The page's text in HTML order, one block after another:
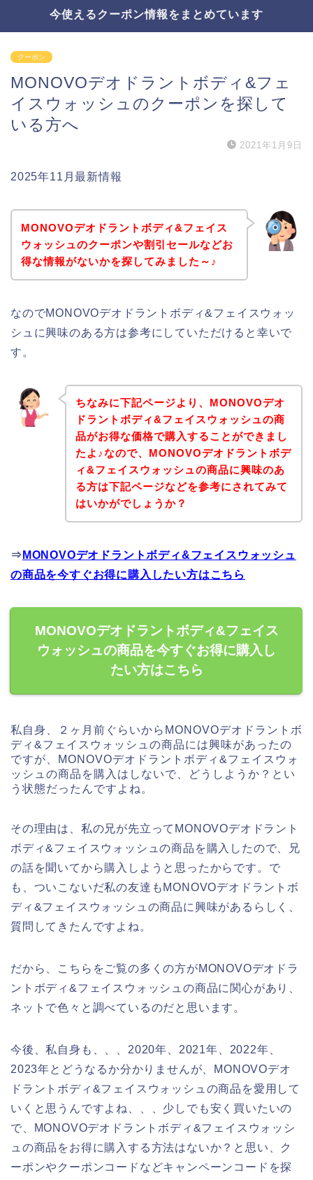
今使えるクーポン情報をまとめています
クーポン
MONOVOデオドラントボディ&フェ
イスウォッシュのクーポンを探して
いる方へ
2021年1月9日
2025年11月最新情報
MONOVOデオドラントボディ&フェイス
ウォッシュのクーポンや割引セールなどお
得な情報がないかを探してみました～♪
なのでMONOVOデオドラントボディ&フェイスウォッ
シュに興味のある方は参考にしていただけると幸いで
す。
ちなみに下記ページより、MONOVOデオ
ドラントボディ&フェイスウォッシュの商
品がお得な価格で購入することができまし
たよ♪なので、MONOVOデオドラントボデ
ィ&フェイスウォッシュの商品に興味のあ
る方は下記ページなどを参考にされてみて
はいかがでしょうか？
⇒ MONOVOデオドラントボディ&フェイスウォッシュ
の商品を今すぐお得に購入したい方はこちら
MONOVOデオドラントボディ&フェイス
ウォッシュの商品を今すぐお得に購入し
たい方はこちら
私自身、２ヶ月前ぐらいからMONOVOデオドラントボ
ディ&フェイスウォッシュの商品には興味があったの
ですが、MONOVOデオドラントボディ&フェイスウォ
ッシュの商品を購入はしないで、どうしようか？とい
う状態だったんですよね。
その理由は、私の兄が先立ってMONOVOデオドラント
ボディ&フェイスウォッシュの商品を購入したので、兄
の話を聞いてから購入しようと思ったからです。で
も、ついこないだ私の友達もMONOVOデオドラントボ
ディ&フェイスウォッシュの商品に興味があるらしく、
質問してきたんですよね。
だから、こちらをご覧の多くの方がMONOVOデオドラ
ントボディ&フェイスウォッシュの商品に関心があり、
ネットで色々と調べているのだと思います。
今後、私自身も、、、2020年、2021年、2022年、
2023年とどうなるか分かりませんが、MONOVOデオ
ドラントボディ&フェイスウォッシュの商品を愛用して
いくと思うんですよね、、、少しでも安く買いたいの
で、MONOVOデオドラントボディ&フェイスウォッシ
ュの商品をお得に購入する方法はないか？と思い、ク
ーポンやクーポンコードなどキャンペーンコードを探